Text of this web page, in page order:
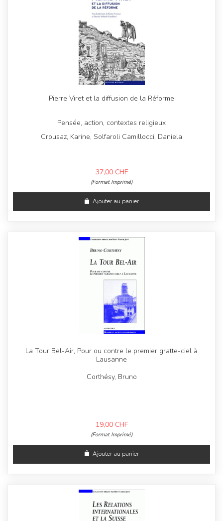
Pierre Viret et la diffusion de la Réforme
Pensée, action, contextes religieux
Crousaz, Karine, Solfaroli Camillocci, Daniela
37,00 CHF
(Format Imprimé)
Ajouter au panier
La Tour Bel-Air, Pour ou contre le premier gratte-ciel à
Lausanne
Corthésy, Bruno
19,00 CHF
(Format Imprimé)
Ajouter au panier